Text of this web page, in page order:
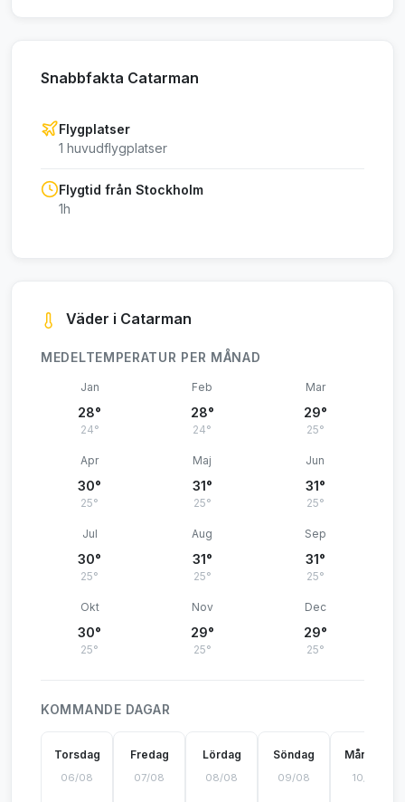
Snabbfakta Catarman
Flygplatser
1 huvudflygplatser
Flygtid från Stockholm
1h
Väder i Catarman
MEDELTEMPERATUR PER MÅNAD
Jan
28°
24°
Feb
28°
24°
Mar
29°
25°
Apr
30°
25°
Maj
31°
25°
Jun
31°
25°
Jul
30°
25°
Aug
31°
25°
Sep
31°
25°
Okt
30°
25°
Nov
29°
25°
Dec
29°
25°
KOMMANDE DAGAR
Torsdag
06/08
Fredag
07/08
Lördag
08/08
Söndag
09/08
Måndag
10/08